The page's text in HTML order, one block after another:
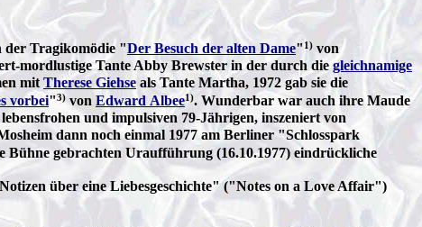
der Tragikomödie "Der Besuch der alten Dame"1) von
mordlustige Tante Abby Brewster in der durch die gleichnamige
mit Therese Giehse als Tante Martha, 1972 gab sie die
vorbei"3) von Edward Albee1). Wunderbar war auch ihre Maude
und impulsiven 79-Jährigen, inszeniert von
dann noch einmal 1977 am Berliner "Schlosspark
gebrachten Uraufführung (16.10.1977) eindrückliche
über eine Liebesgeschichte" ("Notes on a Love Affair")